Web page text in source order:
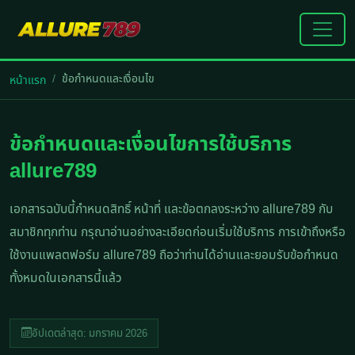
หน้าแรก ข้อกำหนดและเงื่อนไข
ข้อกำหนดและเงื่อนไขการใช้บริการ
allure789
เอกสารฉบับนี้กำหนดสิทธิ์ หน้าที่ และข้อตกลงระหว่าง allure789 กับ
สมาชิกทุกท่าน กรุณาอ่านอย่างละเอียดก่อนเริ่มใช้บริการ การเข้าถึงหรือ
ใช้งานแพลตฟอร์ม allure789 ถือว่าท่านได้อ่านและยอมรับข้อกำหนด
ทั้งหมดในเอกสารนี้แล้ว
อัปเดตล่าสุด: มกราคม 2026